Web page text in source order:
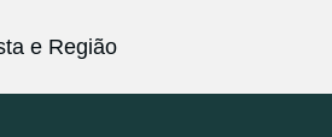
e Região